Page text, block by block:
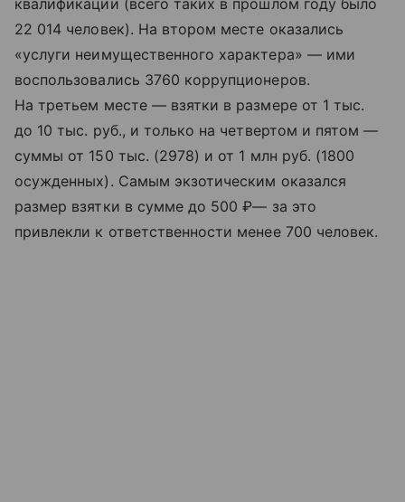
22 014 человек). На втором месте оказались
«услуги неимущественного характера» — ими
воспользовались 3760 коррупционеров.
На третьем месте — взятки в размере от 1 тыс.
до 10 тыс. руб., и только на четвертом и пятом —
суммы от 150 тыс. (2978) и от 1 млн руб. (1800
осужденных). Самым экзотическим оказался
размер взятки в сумме до 500 ₽— за это
привлекли к ответственности менее 700 человек.